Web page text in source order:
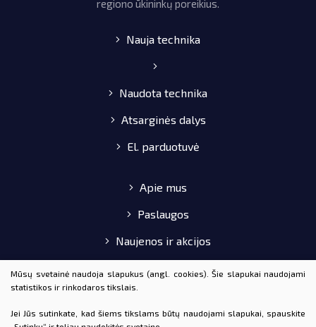
regiono ūkininkų poreikius.
Nauja technika
Naudota technika
Atsarginės dalys
El. parduotuvė
Apie mus
Paslaugos
Naujenos ir akcijos
Pirkimo-pardavimo taisyklės
Mūsų svetainė naudoja slapukus (angl. cookies). Šie slapukai naudojami
statistikos ir rinkodaros tikslais.
Jei Jūs sutinkate, kad šiems tikslams būtų naudojami slapukai, spauskite